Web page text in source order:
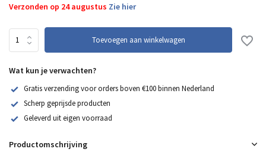
Verzonden op 24 augustus Zie hier
Toevoegen aan winkelwagen
Wat kun je verwachten?
Gratis verzending voor orders boven €100 binnen Nederland
Scherp geprijsde producten
Geleverd uit eigen voorraad
Productomschrijving